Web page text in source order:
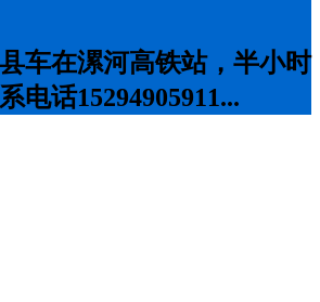
车在漯河高铁站，半小时
电话15294905911...